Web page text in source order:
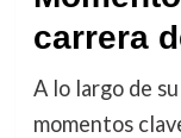
carrera
A lo largo de
momentos